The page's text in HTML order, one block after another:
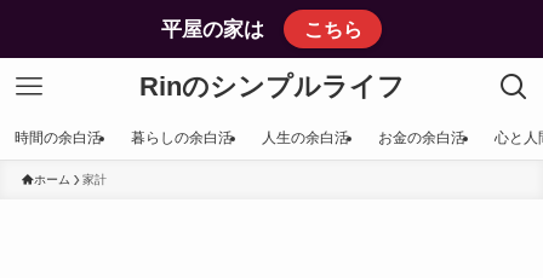
平屋の家は こちら
Rinのシンプルライフ
時間の余白活 暮らしの余白活 人生の余白活 お金の余白活 心と人
ホーム 家計